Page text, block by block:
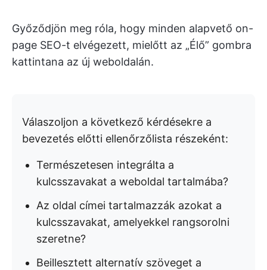
Győződjön meg róla, hogy minden alapvető on-
page SEO-t elvégezett, mielőtt az „Élő” gombra
kattintana az új weboldalán.
Válaszoljon a következő kérdésekre a
bevezetés előtti ellenőrzőlista részeként:
Természetesen integrálta a
kulcsszavakat a weboldal tartalmába?
Az oldal címei tartalmazzák azokat a
kulcsszavakat, amelyekkel rangsorolni
szeretne?
Beillesztett alternatív szöveget a